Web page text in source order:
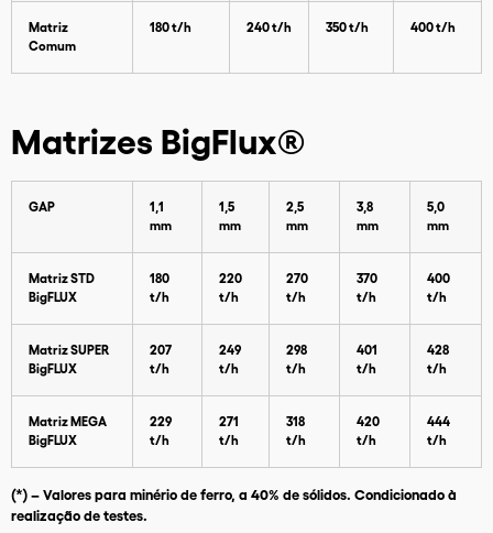
Matriz
Comum
180 t/h 240 t/h 350 t/h 400 t/h
Matrizes BigFlux®
GAP
1,1
mm
1,5
mm
2,5
mm
3,8
mm
5,0
mm
Matriz STD
BigFLUX
180
t/h
220
t/h
270
t/h
370
t/h
400
t/h
Matriz SUPER
BigFLUX
207
t/h
249
t/h
298
t/h
401
t/h
428
t/h
Matriz MEGA
BigFLUX
229
t/h
271
t/h
318
t/h
420
t/h
444
t/h
(*) – Valores para minério de ferro, a 40% de sólidos. Condicionado à
realização de testes.
Para baixar nosso catálogo por
Baixar Catálogo